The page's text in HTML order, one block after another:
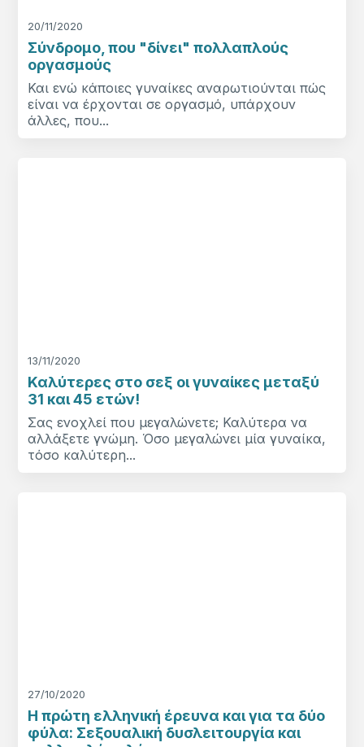
20/11/2020
Σύνδρομο, που "δίνει" πολλαπλούς
οργασμούς
Και ενώ κάποιες γυναίκες αναρωτιούνται πώς
είναι να έρχονται σε οργασμό, υπάρχουν
άλλες, που...
13/11/2020
Καλύτερες στο σεξ οι γυναίκες μεταξύ
31 και 45 ετών!
Σας ενοχλεί που μεγαλώνετε; Καλύτερα να
αλλάξετε γνώμη. Όσο μεγαλώνει μία γυναίκα,
τόσο καλύτερη...
27/10/2020
Η πρώτη ελληνική έρευνα και για τα δύο
φύλα: Σεξουαλική δυσλειτουργία και